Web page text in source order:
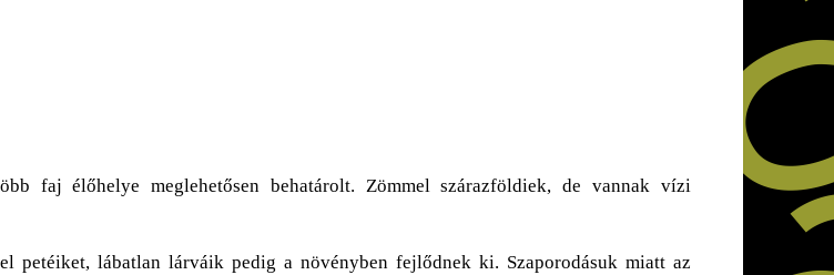
faj élőhelye meglehetősen behatárolt. Zömmel szárazföldiek, de vannak vízi
petéiket, lábatlan lárváik pedig a növényben fejlődnek ki. Szaporodásuk miatt az